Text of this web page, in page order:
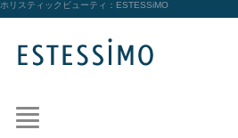
ホリスティックビューティ： ESTESSiMO